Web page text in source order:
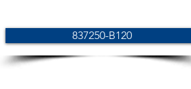
837250-B120